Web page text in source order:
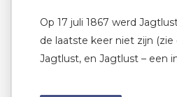
Op 17 juli 1867 werd
de laatste keer niet zijn
Jagtlust, en Jagtlust – een